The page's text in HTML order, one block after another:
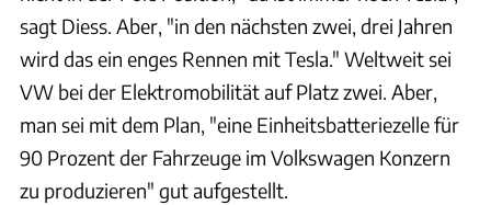
sagt Diess. Aber, "in den nächsten zwei, drei Jahren
wird das ein enges Rennen mit Tesla." Weltweit sei
VW bei der Elektromobilität auf Platz zwei. Aber,
man sei mit dem Plan, "eine Einheitsbatteriezelle für
90 Prozent der Fahrzeuge im Volkswagen Konzern
zu produzieren" gut aufgestellt.